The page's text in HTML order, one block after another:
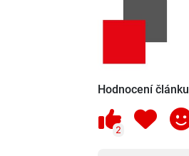
Hodnocení článku
2